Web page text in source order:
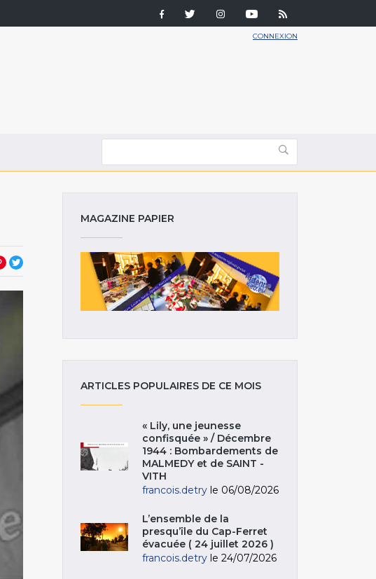
CONNEXION
MAGAZINE PAPIER
ARTICLES POPULAIRES DE CE MOIS
« Lily, une jeunesse
confisquée » / Décembre
1944 : Bombardements de
MALMEDY et de SAINT -
VITH
francois.detry le 06/08/2026
L’ensemble de la
presqu’île du Cap-Ferret
évacuée ( 24 juillet 2026 )
francois.detry le 24/07/2026